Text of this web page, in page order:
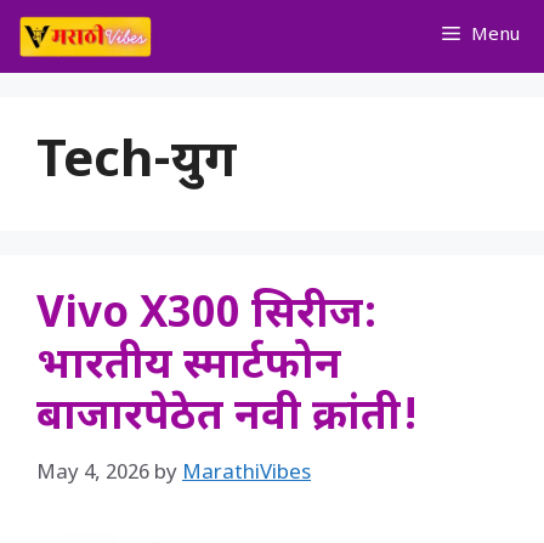
Skip
content
Menu
Tech-युग
Vivo X300 सिरीज:
भारतीय स्मार्टफोन
बाजारपेठेत नवी क्रांती!
May 4, 2026 byMarathiVibes